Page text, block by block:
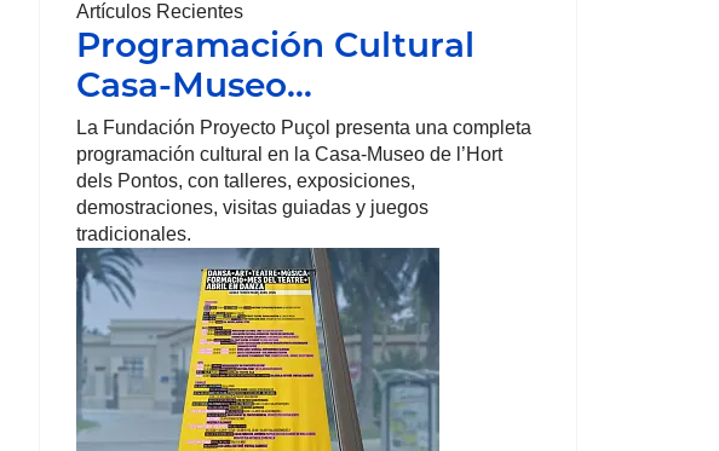
Artículos Recientes
Programación Cultural
Casa-Museo…
La Fundación Proyecto Puçol presenta una completa
programación cultural en la Casa-Museo de l’Hort
dels Pontos, con talleres, exposiciones,
demostraciones, visitas guiadas y juegos
tradicionales.